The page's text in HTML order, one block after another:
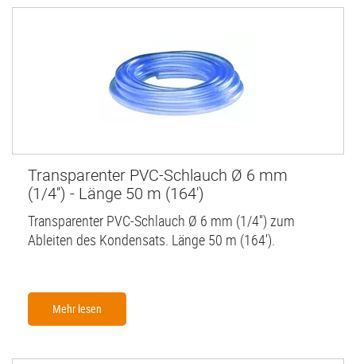
Transparenter PVC-Schlauch Ø 6 mm
(1/4'') - Länge 50 m (164')
Transparenter PVC-Schlauch Ø 6 mm (1/4'') zum
Ableiten des Kondensats. Länge 50 m (164').
Mehr lesen